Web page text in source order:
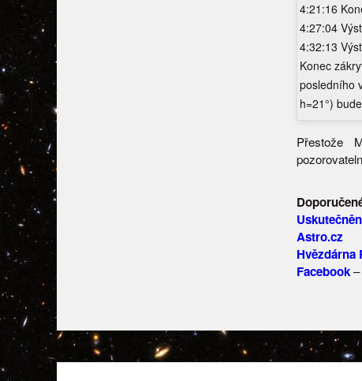
4:21:16
4:27:04
4:32:13
Konec
posledního
h=21°)
Přestože
Astro.cz
Hvězdárna
Facebook–